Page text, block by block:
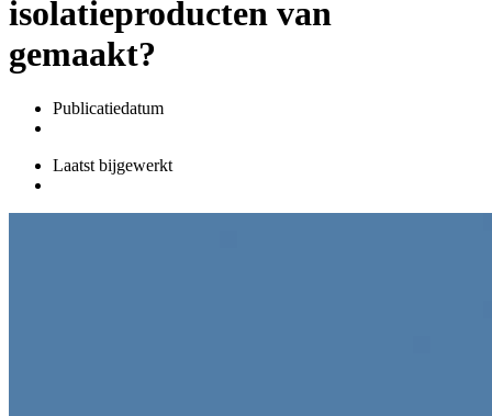
isolatieproducten van
gemaakt?
Publicatiedatum
Laatst bijgewerkt